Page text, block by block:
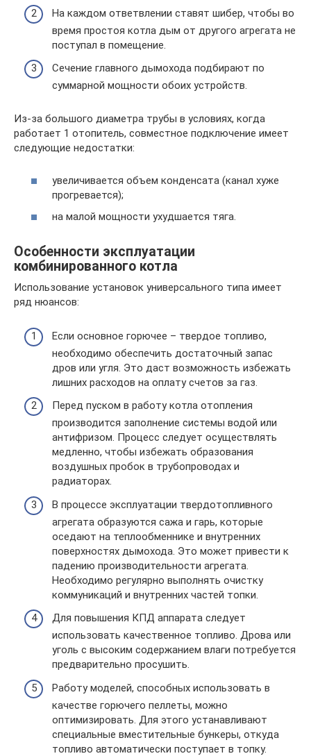
На каждом ответвлении ставят шибер, чтобы во
время простоя котла дым от другого агрегата не
поступал в помещение.
Сечение главного дымохода подбирают по
суммарной мощности обоих устройств.
Из-за большого диаметра трубы в условиях, когда
работает 1 отопитель, совместное подключение имеет
следующие недостатки:
увеличивается объем конденсата (канал хуже
прогревается);
на малой мощности ухудшается тяга.
Особенности эксплуатации
комбинированного котла
Использование установок универсального типа имеет
ряд нюансов:
Если основное горючее – твердое топливо,
необходимо обеспечить достаточный запас
дров или угля. Это даст возможность избежать
лишних расходов на оплату счетов за газ.
Перед пуском в работу котла отопления
производится заполнение системы водой или
антифризом. Процесс следует осуществлять
медленно, чтобы избежать образования
воздушных пробок в трубопроводах и
радиаторах.
В процессе эксплуатации твердотопливного
агрегата образуются сажа и гарь, которые
оседают на теплообменнике и внутренних
поверхностях дымохода. Это может привести к
падению производительности агрегата.
Необходимо регулярно выполнять очистку
коммуникаций и внутренних частей топки.
Для повышения КПД аппарата следует
использовать качественное топливо. Дрова или
уголь с высоким содержанием влаги потребуется
предварительно просушить.
Работу моделей, способных использовать в
качестве горючего пеллеты, можно
оптимизировать. Для этого устанавливают
специальные вместительные бункеры, откуда
топливо автоматически поступает в топку.